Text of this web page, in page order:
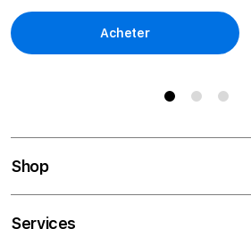
Acheter
Shop
Mac
Services